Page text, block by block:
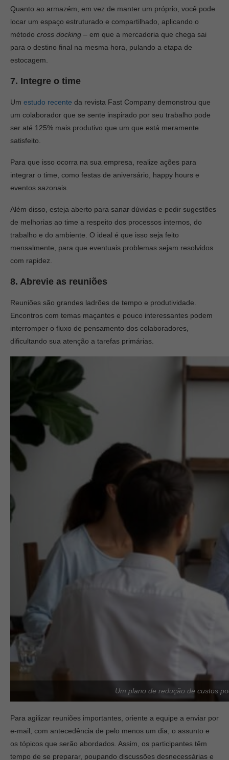
Quanto ao armazém, em vez de manter um próprio, você pode
locar um espaço estruturado e compartilhado, aplicando o
método cross docking – em que a mercadoria que chega sai
para o destino final na mesma hora, pulando a etapa de
estocagem.
7. Integre o time
Um estudo recente da revista Fast Company demonstrou que
um colaborador que se sente inspirado por seu trabalho pode
ser até 125% mais produtivo que um que está meramente
satisfeito.
Para que isso ocorra na sua empresa, realize ações para
integrar o time, como festas de aniversário, happy hours e
eventos sazonais.
Além disso, esteja aberto para sanar dúvidas e pedir sugestões
de melhorias ao time a respeito dos processos internos, do
trabalho e do ambiente. O ideal é que isso seja feito
mensalmente, para que eventuais problemas sejam resolvidos
com rapidez.
8. Abrevie as reuniões
Reuniões são grandes ladrões de tempo e produtividade.
Encontros com temas maçantes e pouco interessantes podem
interromper o fluxo de pensamento dos colaboradores,
dificultando sua atenção a tarefas primárias.
Um plano de redução de custos
Para agilizar reuniões importantes, oriente a equipe a enviar por
e-mail, com antecedência de pelo menos um dia, o assunto e
os tópicos que serão abordados. Assim, os participantes têm
tempo de se preparar, poupando discussões desnecessárias e